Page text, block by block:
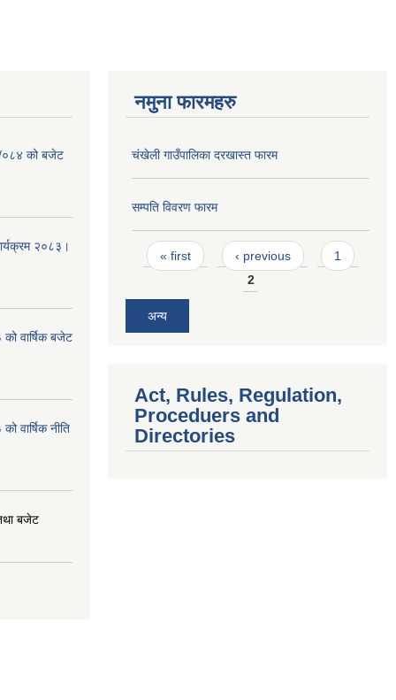
/०८४ को बजेट
२०८३।
वार्षिक बजेट
वार्षिक नीति
बजेट
नमुना फारमहरु
चंखेली गाउँपालिका दरखास्त फारम
सम्पति विवरण फारम
Pages
« first ‹ previous
1
2
अन्य
Act, Rules, Regulation,
Proceduers and
Directories